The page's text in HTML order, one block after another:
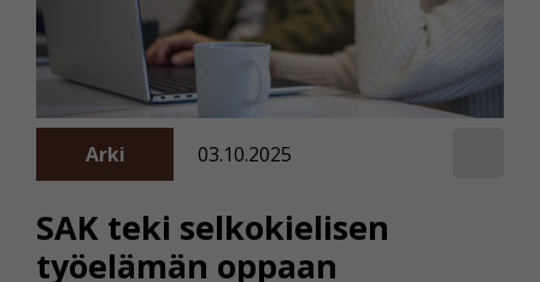
SAK teki selkokielisen
työelämän oppaan
Arki 03.10.2025